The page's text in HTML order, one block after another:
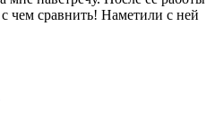
чем сравнить! Наметили с ней